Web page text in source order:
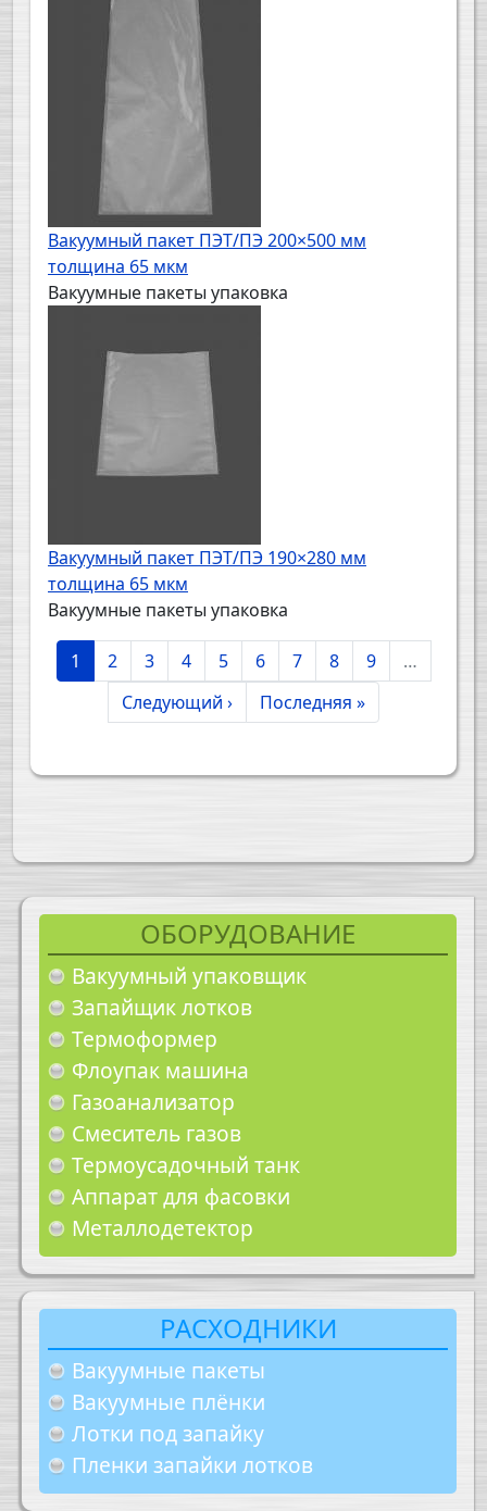
ОБОРУДОВАНИЕ
Вакуумный упаковщик
Запайщик лотков
Термоформер
Флоупак машина
Газоанализатор
Смеситель газов
Термоусадочный танк
Аппарат для фасовки
Металлодетектор
РАСХОДНИКИ
Вакуумные пакеты
Вакуумные плёнки
Лотки под запайку
Пленки запайки лотков
Вакуумный пакет ПЭТ/ПЭ 200×500 мм
толщина 65 мкм
Вакуумные пакеты упаковка
Вакуумный пакет ПЭТ/ПЭ 190×280 мм
толщина 65 мкм
Вакуумные пакеты упаковка
Нумерация страниц
Текущая страница
1 Page
2 Page
3 Page
4 Page
5 Page
6 Page
7 Page
8 Page
9
…
Следующая страница
Следующий › Последняя страница
Последняя »